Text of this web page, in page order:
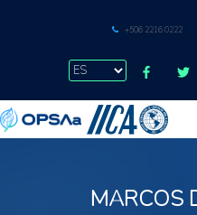
+506 2216 0222
MARCOS